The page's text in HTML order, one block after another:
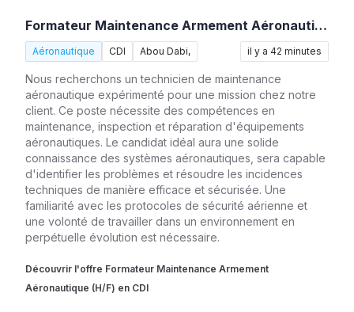
Formateur Maintenance Armement Aéronautique (H/F)
Aéronautique CDI Abou Dabi, il y a 42 minutes
Nous recherchons un technicien de maintenance
aéronautique expérimenté pour une mission chez notre
client. Ce poste nécessite des compétences en
maintenance, inspection et réparation d'équipements
aéronautiques. Le candidat idéal aura une solide
connaissance des systèmes aéronautiques, sera capable
d'identifier les problèmes et résoudre les incidences
techniques de manière efficace et sécurisée. Une
familiarité avec les protocoles de sécurité aérienne et
une volonté de travailler dans un environnement en
perpétuelle évolution est nécessaire.
Découvrir l'offre Formateur Maintenance Armement
Aéronautique (H/F) en CDI